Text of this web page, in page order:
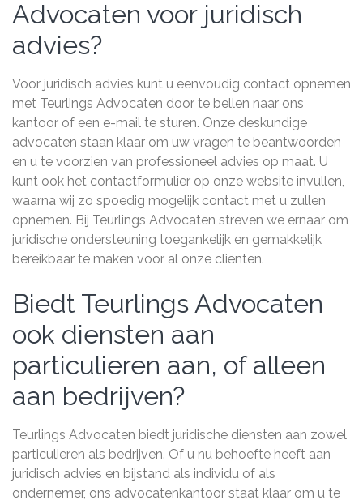
Advocaten voor juridisch
advies?
Voor juridisch advies kunt u eenvoudig contact opnemen
met Teurlings Advocaten door te bellen naar ons
kantoor of een e-mail te sturen. Onze deskundige
advocaten staan klaar om uw vragen te beantwoorden
en u te voorzien van professioneel advies op maat. U
kunt ook het contactformulier op onze website invullen,
waarna wij zo spoedig mogelijk contact met u zullen
opnemen. Bij Teurlings Advocaten streven we ernaar om
juridische ondersteuning toegankelijk en gemakkelijk
bereikbaar te maken voor al onze cliënten.
Biedt Teurlings Advocaten
ook diensten aan
particulieren aan, of alleen
aan bedrijven?
Teurlings Advocaten biedt juridische diensten aan zowel
particulieren als bedrijven. Of u nu behoefte heeft aan
juridisch advies en bijstand als individu of als
ondernemer, ons advocatenkantoor staat klaar om u te